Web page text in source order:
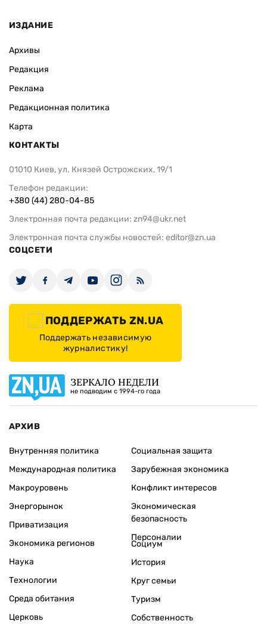
ИЗДАНИЕ
Архивы
Редакция
Реклама
Редакционная политика
Карта
КОНТАКТЫ
01010 Киев, ул. Князей Острожских, 19/1
Телефон редакции:
+380 (44) 280-04-85
Электронная почта редакции: zn94@ukr.net
Электронная почта службы новостей: editor@zn.ua
СОЦСЕТИ
ПОДДЕРЖАТЬ ZN.UA
Поддержать независимую
журналистику!
ЗЕРКАЛО НЕДЕЛИ
не подводим с 1994-го года
АРХИВ
Внутренняя политика
Международная политика
Макроуровень
Энергорынок
Приватизация
Экономика регионов
Социальная защита
Зарубежная экономика
Конфликт интересов
Экономическая
безопасность
Персоналии
Наука
Технологии
Среда обитания
Церковь
Социум
История
Круг семьи
Туризм
Собственность